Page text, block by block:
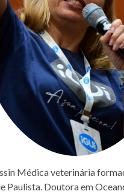
Médica veterinária
Paulista. Doutora em